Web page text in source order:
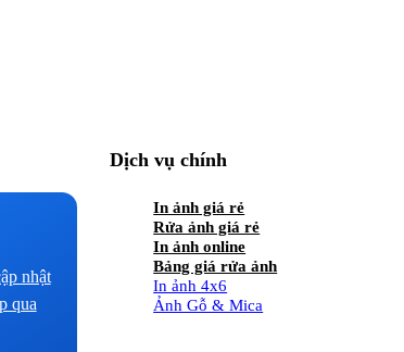
nhật
qua
Dịch vụ chính
In ảnh giá rẻ
Rửa ảnh giá rẻ
In ảnh online
Bảng giá rửa ảnh
In ảnh 4x6
Ảnh Gỗ & Mica